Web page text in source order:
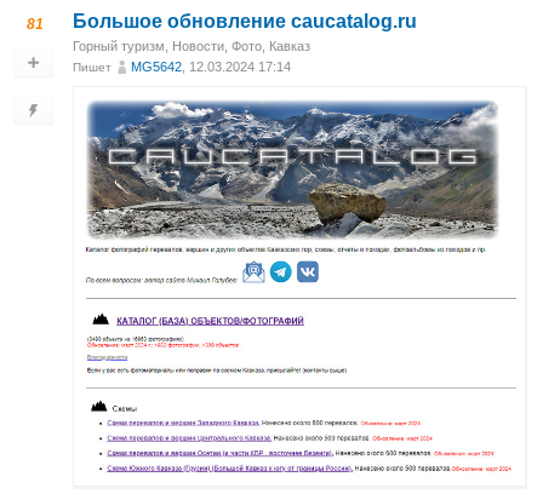
81 Большое обновление caucatalog.ru
Горный туризм Новости Фото Кавказ
Пишет MG5642 , 12.03.2024 17:14